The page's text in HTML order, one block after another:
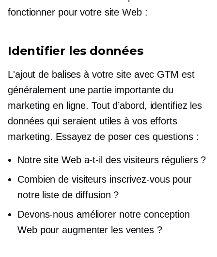
fonctionner pour votre site Web :
Identifier les données
L'ajout de balises à votre site avec GTM est
généralement une partie importante du
marketing en ligne. Tout d’abord, identifiez les
données qui seraient utiles à vos efforts
marketing. Essayez de poser ces questions :
Notre site Web a-t-il des visiteurs réguliers ?
Combien de visiteurs inscrivez-vouspour
notre liste de diffusion ?
Devons-nous améliorer notre conception
Web pour augmenter les ventes ?